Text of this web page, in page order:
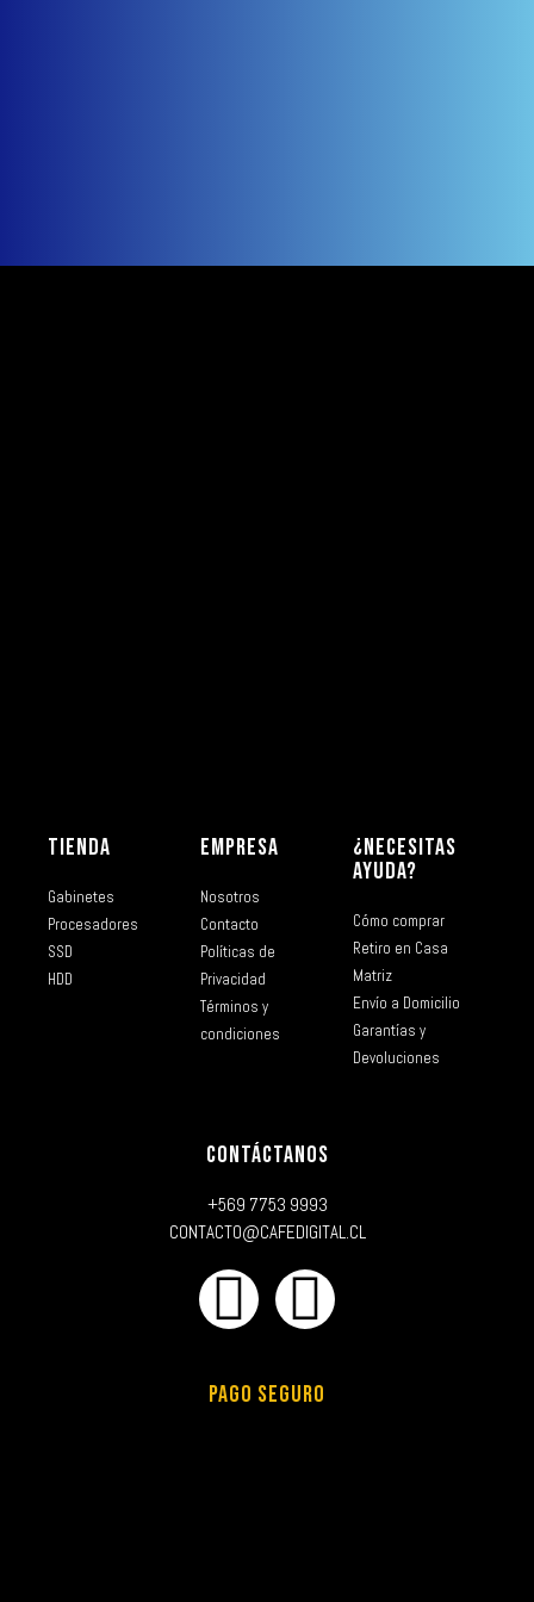
TIENDA
Gabinetes
Procesadores
SSD
HDD
EMPRESA
Nosotros
Contacto
Políticas de
Privacidad
Términos y
condiciones
¿NECESITAS
AYUDA?
Cómo comprar
Retiro en Casa
Matriz
Envío a Domicilio
Garantías y
Devoluciones
CONTÁCTANOS
+569 7753 9993
CONTACTO@CAFEDIGITAL.CL
PAGO SEGURO